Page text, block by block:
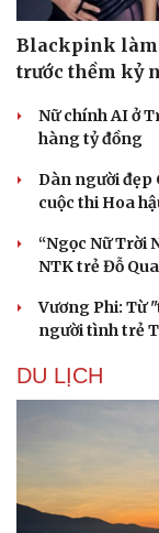
Blackpink làm
trước thềm kỷ
Nữ chính AI ở
hàng tỷ đồng
Dàn người đẹp
cuộc thi Hoa
“Ngọc Nữ Trời
NTK trẻ Đỗ
Vương Phi: Từ
người tình trẻ
DU LỊCH